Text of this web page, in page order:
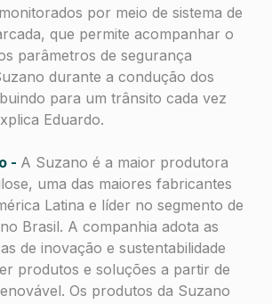
por meio de sistema de
que permite acompanhar o
parâmetros de segurança
durante a condução dos
para um trânsito cada vez
Eduardo.
- A Suzano é a maior produtora
uma das maiores fabricantes
Latina e líder no segmento de
Brasil. A companhia adota as
de inovação e sustentabilidade
produtos e soluções a partir de
Os produtos da Suzano